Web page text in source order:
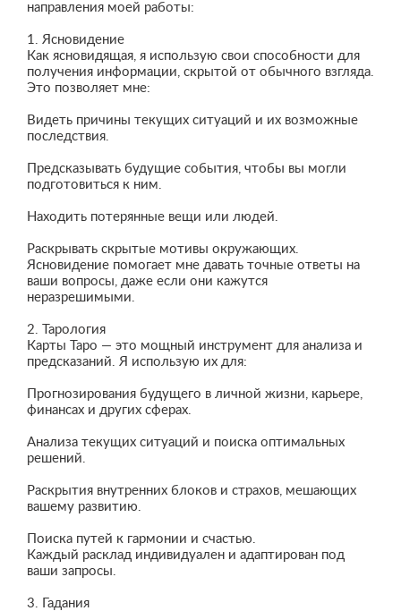
направления моей работы:
1. Ясновидение
Как ясновидящая, я использую свои способности для
получения информации, скрытой от обычного взгляда.
Это позволяет мне:
Видеть причины текущих ситуаций и их возможные
последствия.
Предсказывать будущие события, чтобы вы могли
подготовиться к ним.
Находить потерянные вещи или людей.
Раскрывать скрытые мотивы окружающих.
Ясновидение помогает мне давать точные ответы на
ваши вопросы, даже если они кажутся
неразрешимыми.
2. Тарология
Карты Таро — это мощный инструмент для анализа и
предсказаний. Я использую их для:
Прогнозирования будущего в личной жизни, карьере,
финансах и других сферах.
Анализа текущих ситуаций и поиска оптимальных
решений.
Раскрытия внутренних блоков и страхов, мешающих
вашему развитию.
Поиска путей к гармонии и счастью.
Каждый расклад индивидуален и адаптирован под
ваши запросы.
3. Гадания